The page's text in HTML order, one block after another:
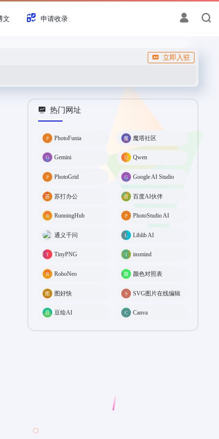
文 申请收录
立即入驻
热门网址
PhotoFunia 魔塔社区
Gemini Qwen
PhotoGrid Google AI Studio
苏打办公 百度AI伙伴
RunningHub PhotoStudio AI
通义千问 Liblib AI
TinyPNG insmind
RoboNeo 颜色对照表
图好快 SVG图片在线编辑
豆绘AI Canva